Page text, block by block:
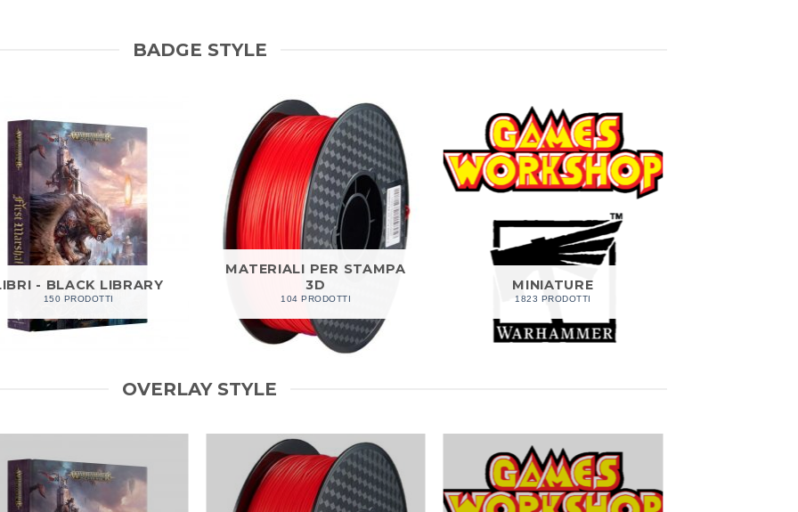
BADGE STYLE
- BLACK LIBRARY
150 PRODOTTI
MATERIALI PER STAMPA
3D
104 PRODOTTI
MINIATURE
1823 PRODOTTI
OVERLAY STYLE